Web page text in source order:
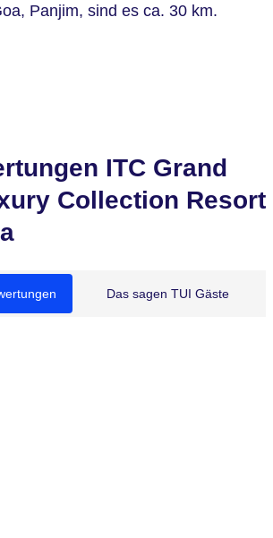
Panjim, sind es ca. 30 km.
ITC Grand
Collection Resort
Das sagen TUI Gäste